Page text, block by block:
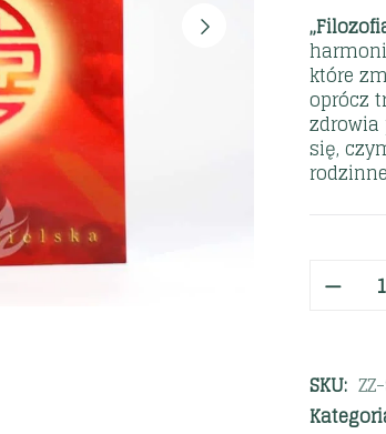
które
oprócz
zdrowia
się,
SKU: